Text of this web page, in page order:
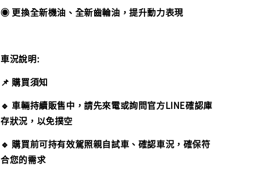
◉ 更換全新機油、全新齒輪油，提升動力表現
車況說明:
📌 購買須知
🔹 車輛持續販售中，請先來電或詢問官方LINE確認庫
存狀況，以免撲空
🔹 購買前可持有效駕照親自試車、確認車況，確保符
合您的需求